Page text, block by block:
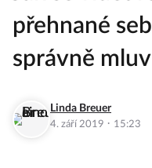
přehnané
správně
Linda Breuer
4. září 2019 · 15:23